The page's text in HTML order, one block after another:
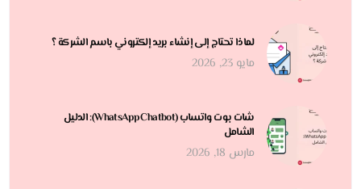
لماذا تحتاج إلى إنشاء بريد إلكتروني باسم الشركة ؟
مايو 23, 2026
شات بوت واتساب (WhatsApp Chatbot): الدليل
الشامل
مارس 18, 2026